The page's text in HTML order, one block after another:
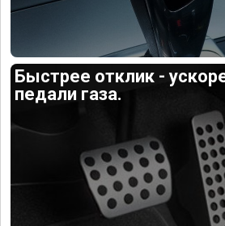
Быстрее отклик -
педали газа.